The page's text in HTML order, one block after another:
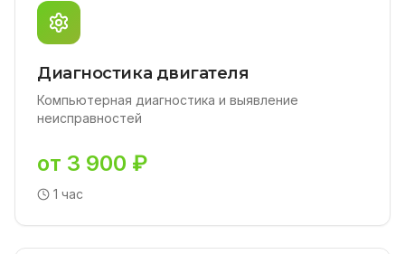
Диагностика двигателя
Компьютерная диагностика и выявление
неисправностей
от 3 900 ₽
1 час